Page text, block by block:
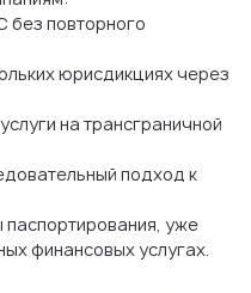
без повторного
юрисдикциях через
на трансграничной
подход к
уже
финансовых услугах.